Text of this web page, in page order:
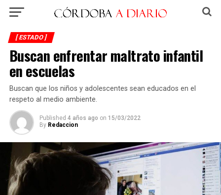
[ ESTADO ]
Buscan enfrentar maltrato infantil
en escuelas
Buscan que los niños y adolescentes sean educados en el
respeto al medio ambiente.
Published 4 años ago on 15/03/2022
By Redaccion